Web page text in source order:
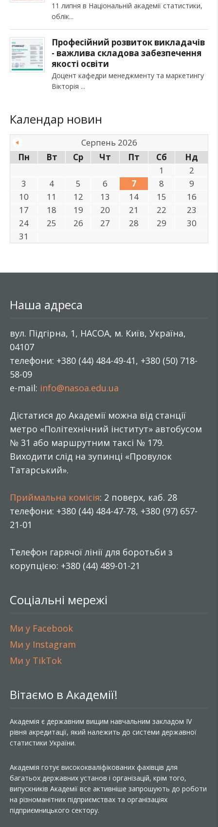
11 липня в Національній академії статистики,
облік
Професійний розвиток викладачів
- важлива складова забезпечення
якості освіти
Доцент кафедри менеджменту та маркетингу
Вікторія
Календар новин
Серпень 2026
Пн
Вт Ср Чт Пт Сб
Нд
1
2
3
4 5 6 7 8
9
10
11 12 13 14 15
16
17
18 19 20 21 22
23
24
25 26 27 28 29
30
31
Наша адреса
вул. Підгірна, 1, НАСОА, м. Київ, Україна,
04107
телефони: +380 (44) 484-49-41, +380 (50) 718-
58-09
e-mail: info@nasoa.edu.ua
Дістатися до Академії можна від станції
метро «Політехнічний інститут» автобусом
№ 31 або маршрутним таксі № 179.
Виходити слід на зупинці «Провулок
Татарський».
Приймальна комісія: 2 поверх, каб. 28
телефони: +380 (44) 484-47-78, +380 (97) 657-
21-01
Телефон гарячої лінії для боротьби з
корупцією: +380 (44) 489-01-21
Соціальні мережі
Ми у Facebook
Ми у Instagram
Ми у TikTok
Вітаємо в Академії!
Академія є державним вищим навчальним закладом IV
рівня акредитації, який належить до системи державної
статистики України.
Академія готує висококваліфікованих фахівців для
багатьох державних установ і організацій, крім того,
випускників Академії все активніше запрошують до роботи
на різноманітних підприємствах та організаціях
підприємницького сектору.